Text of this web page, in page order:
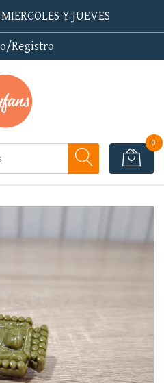
Y JUEVES
Registro
0